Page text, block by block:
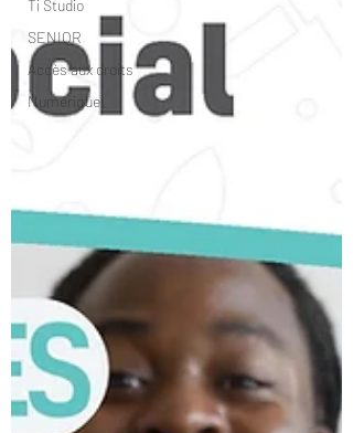
Ti Studio
SENIOR
Accès aux droits
Numérique